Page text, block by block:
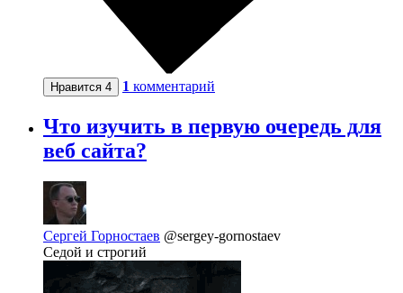
Нравится 4 1 комментарий
Что изучить в первую очередь для
веб сайта?
Сергей Горностаев @sergey-gornostaev
Седой и строгий